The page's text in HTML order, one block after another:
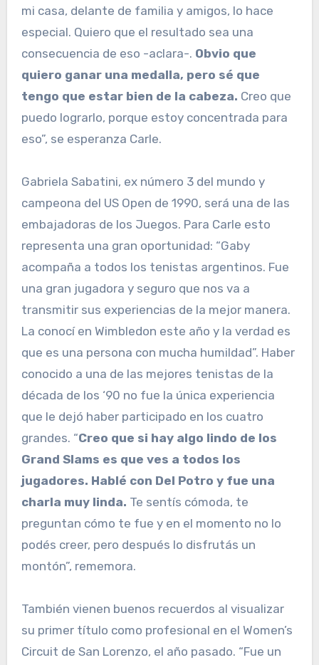
mi casa, delante de familia y amigos, lo hace
especial. Quiero que el resultado sea una
consecuencia de eso -aclara-. Obvio que
quiero ganar una medalla, pero sé que
tengo que estar bien de la cabeza. Creo que
puedo lograrlo, porque estoy concentrada para
eso”, se esperanza Carle.
Gabriela Sabatini, ex número 3 del mundo y
campeona del US Open de 1990, será una de las
embajadoras de los Juegos. Para Carle esto
representa una gran oportunidad: “Gaby
acompaña a todos los tenistas argentinos. Fue
una gran jugadora y seguro que nos va a
transmitir sus experiencias de la mejor manera.
La conocí en Wimbledon este año y la verdad es
que es una persona con mucha humildad”. Haber
conocido a una de las mejores tenistas de la
década de los ‘90 no fue la única experiencia
que le dejó haber participado en los cuatro
grandes. “Creo que si hay algo lindo de los
Grand Slams es que ves a todos los
jugadores. Hablé con Del Potro y fue una
charla muy linda. Te sentís cómoda, te
preguntan cómo te fue y en el momento no lo
podés creer, pero después lo disfrutás un
montón”, rememora.
También vienen buenos recuerdos al visualizar
su primer título como profesional en el Women’s
Circuit de San Lorenzo, el año pasado. “Fue un